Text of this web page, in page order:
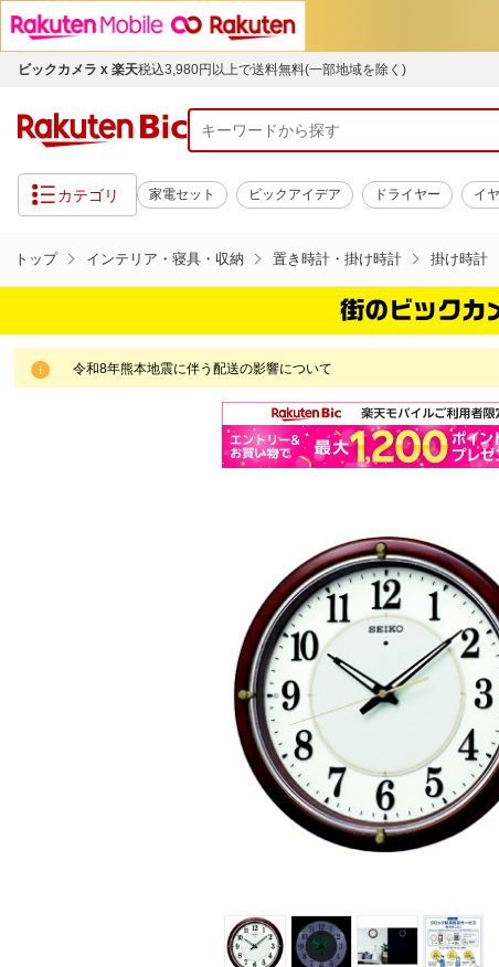
ビックカメラ x 楽天税込3,980円以上で送料無料(一部地域を除く)
カテゴリ 家電セット ビックアイデア ドライヤー イ
トップ インテリア・寝具・収納 置き時計・掛け時計 掛け時計
令和8年熊本地震に伴う配送の影響について